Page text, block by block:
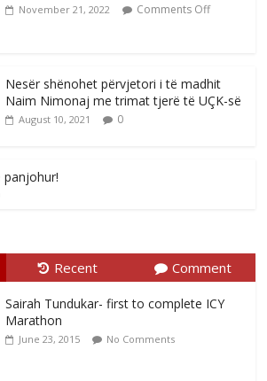
November 21, 2022 Comments Off
Nesër shënohet përvjetori i të madhit
Naim Nimonaj me trimat tjerë të UÇK-së
August 10, 2021 0
Recent Comment
Sairah Tundukar- first to complete ICY
Marathon
June 23, 2015 No Comments